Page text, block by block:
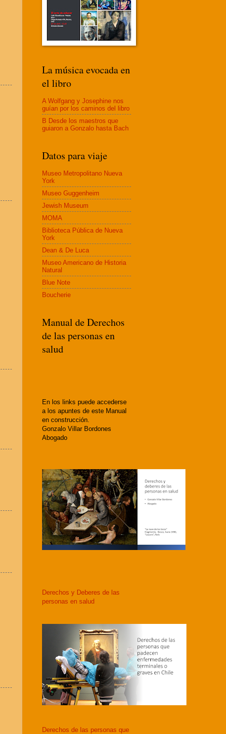
La música evocada en
el libro
A Wolfgang y Josephine nos
guían por los caminos del libro
B Desde los maestros que
guiaron a Gonzalo hasta Bach
Datos para viaje
Museo Metropolitano Nueva
York
Museo Guggenheim
Jewish Museum
MOMA
Biblioteca Pública de Nueva
York
Dean & De Luca
Museo Americano de Historia
Natural
Blue Note
Boucherie
Manual de Derechos
de las personas en
salud
En los links puede accederse
a los apuntes de este Manual
en construcción.
Gonzalo Villar Bordones
Abogado
Derechos y Deberes de las
personas en salud
Derechos de las personas que